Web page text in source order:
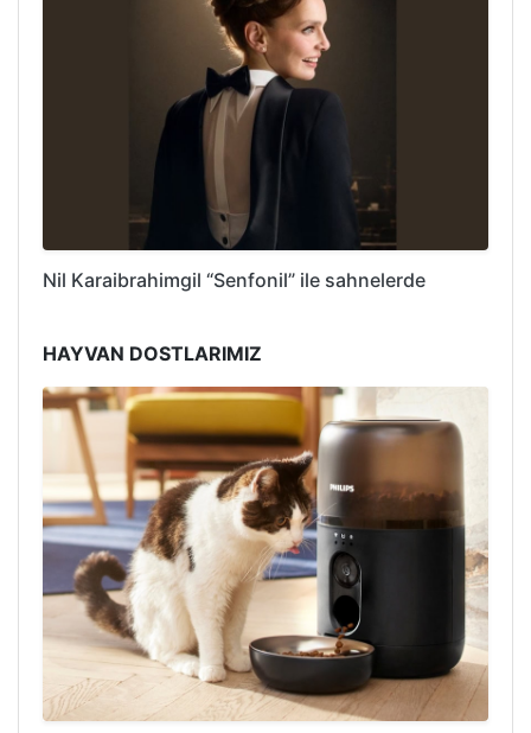
Nil Karaibrahimgil “Senfonil” ile sahnelerde
HAYVAN DOSTLARIMIZ